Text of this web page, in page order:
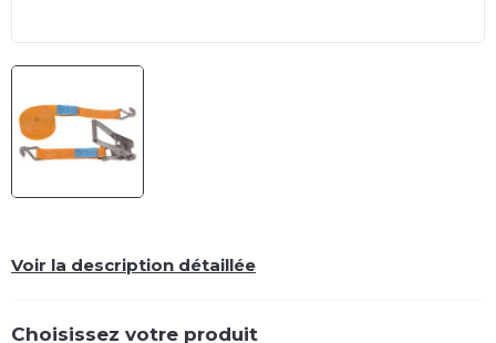
Voir la description détaillée
Choisissez votre produit